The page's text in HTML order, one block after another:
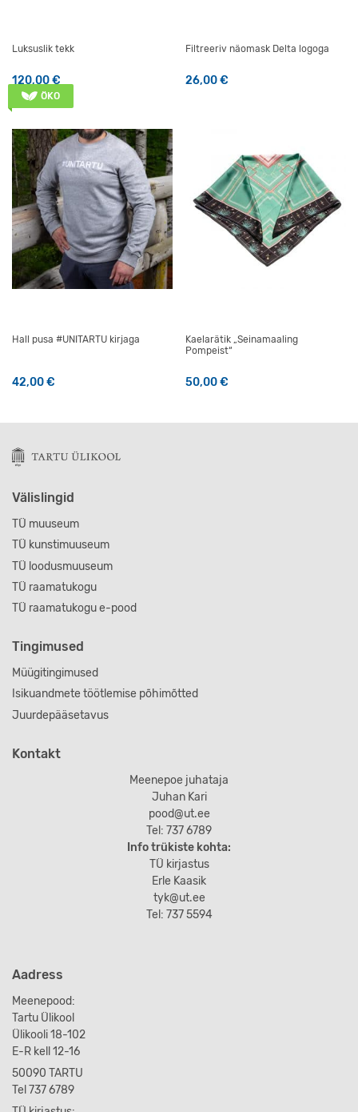
Luksuslik tekk
120,00€
Filtreeriv näomask Delta logoga
26,00€
ÖKO
Hall pusa #UNITARTU kirjaga
42,00€
Kaelarätik „Seinamaaling
Pompeist“
50,00€
Välislingid
TÜ muuseum
TÜ kunstimuuseum
TÜ loodusmuuseum
TÜ raamatukogu
TÜ raamatukogu e-pood
Tingimused
Müügitingimused
Isikuandmete töötlemise põhimõtted
Juurdepääsetavus
Kontakt
Meenepoe juhataja
Juhan Kari
pood@ut.ee
Tel: 737 6789
Info trükiste kohta:
TÜ kirjastus
Erle Kaasik
tyk@ut.ee
Tel: 737 5594
Aadress
Meenepood:
Tartu Ülikool
Ülikooli 18-102
E-R kell 12-16
50090 TARTU
Tel 737 6789